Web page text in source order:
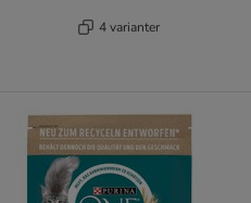
4 varianter